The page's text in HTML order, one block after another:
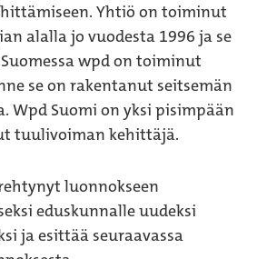
Yhtiö on toiminut
alalla jo vuodesta 1996 ja se
wpd on toiminut
se on rakentanut seitsemän
Wpd Suomi on yksi pisimpään
tuulivoiman kehittäjä.
luonnokseen
eduskunnalle uudeksi
ja esittää seuraavassa